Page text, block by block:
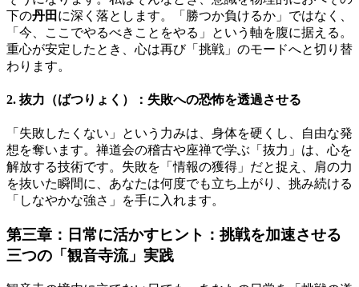
下の丹田 に深く落とします。「勝つか負けるか」ではなく、
「今、ここでやるべきことをやる」という軸を腹に据える。
重心が安定したとき、心は再び「挑戦」のモードへと切り替
わります。
2. 抜力（ばつりょく）：失敗への恐怖を透過させる
「失敗したくない」という力みは、身体を硬くし、自由な発
想を奪います。禅道会の稽古や座禅で学ぶ「抜力」は、心を
解放する技術です。失敗を「情報の獲得」だと捉え、肩の力
を抜いた瞬間に、あなたは何度でも立ち上がり、挑み続ける
「しなやかな強さ」を手に入れます。
第三章：日常に活かすヒント：挑戦を加速させる
三つの「観音寺流」実践